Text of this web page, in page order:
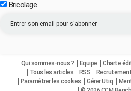
Bricolage
Qui sommes-nous ? Equipe Charte
Tous les articles
RSS
Paramétrer les cookies
Gérer Utiq